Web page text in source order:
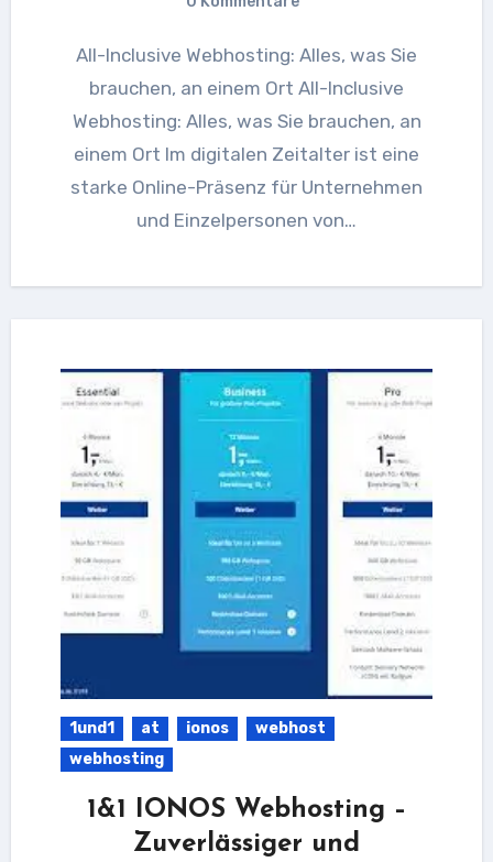
All-Inclusive Webhosting: Alles, was Sie
brauchen, an einem Ort All-Inclusive
Webhosting: Alles, was Sie brauchen, an
einem Ort Im digitalen Zeitalter ist eine
starke Online-Präsenz für Unternehmen
und Einzelpersonen von…
1und1 at ionos
webhost
webhosting
1&1 IONOS Webhosting –
Zuverlässiger und